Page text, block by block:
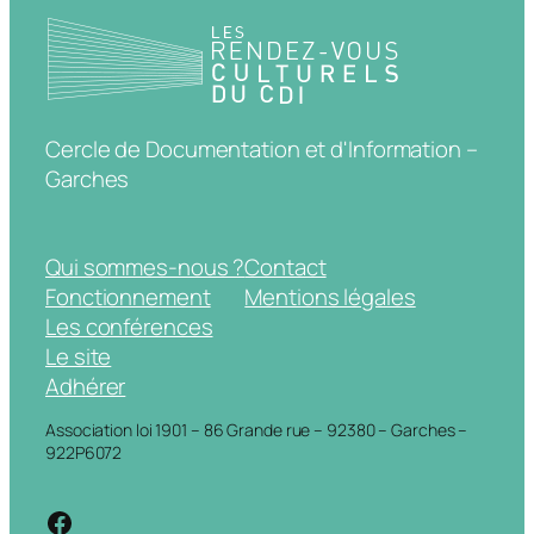
Cercle de Documentation et d'Information –
Garches
Qui sommes-nous ?
Fonctionnement
Les conférences
Le site
Adhérer
Contact
Mentions légales
Association loi 1901 – 86 Grande rue – 92380 – Garches –
922P6072
https://www.facebook.com/